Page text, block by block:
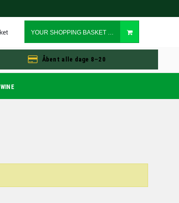
YOUR SHOPPING BASKET IS EMPTY
Åbent alle dage 8–20
WINE